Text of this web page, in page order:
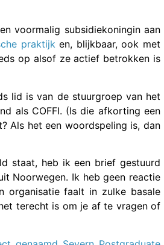
voormalig subsidiekoningin aan
praktijken, blijkbaar, ook met
op alsof ze actief betrokken is
lid is van de stuurgroep van het
als COFFI. (Is die afkorting een
Als het een woordspeling is, dan
staat, heb ik een brief gestuurd
Noorwegen. Ik heb geen reactie
organisatie faalt in zulke basale
terecht is om je af te vragen of